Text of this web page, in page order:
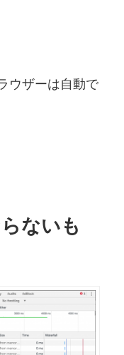
ウザーは自動で
ないも